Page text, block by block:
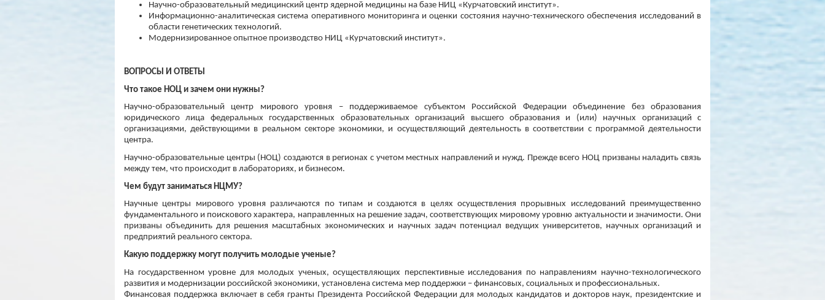
Научно-образовательный медицинский центр ядерной медицины на базе НИЦ «Курчатовский институт».
Информационно-аналитическая система оперативного мониторинга и оценки состояния научно-технического обеспечения исследований в
области генетических технологий.
Модернизированное опытное производство НИЦ «Курчатовский институт».
ВОПРОСЫ И ОТВЕТЫ
Что такое НОЦ и зачем они нужны?
Научно-образовательный центр мирового уровня – поддерживаемое субъектом Российской Федерации объединение без образования
юридического лица федеральных государственных образовательных организаций высшего образования и (или) научных организаций с
организациями, действующими в реальном секторе экономики, и осуществляющий деятельность в соответствии с программой деятельности
центра.
Научно-образовательные центры (НОЦ) создаются в регионах с учетом местных направлений и нужд. Прежде всего НОЦ призваны наладить связь
между тем, что происходит в лабораториях, и бизнесом.
Чем будут заниматься НЦМУ?
Научные центры мирового уровня различаются по типам и создаются в целях осуществления прорывных исследований преимущественно
фундаментального и поискового характера, направленных на решение задач, соответствующих мировому уровню актуальности и значимости. Они
призваны объединить для решения масштабных экономических и научных задач потенциал ведущих университетов, научных организаций и
предприятий реального сектора.
Какую поддержку могут получить молодые ученые?
На государственном уровне для молодых ученых, осуществляющих перспективные исследования по направлениям научно-технологического
развития и модернизации российской экономики, установлена система мер поддержки – финансовых, социальных и профессиональных.
Финансовая поддержка включает в себя гранты Президента Российской Федерации для молодых кандидатов и докторов наук, президентские и